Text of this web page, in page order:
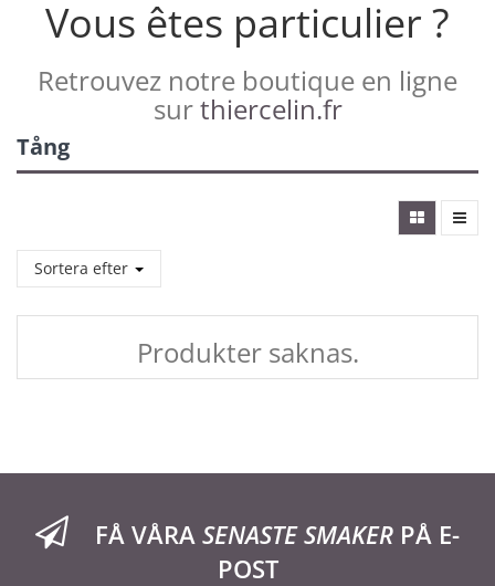
Vous êtes particulier ?
Retrouvez notre boutique en ligne
surthiercelin.fr
Tång
Sortera efter
Produkter saknas.
FÅ VÅRA SENASTE SMAKER PÅ E-
POST